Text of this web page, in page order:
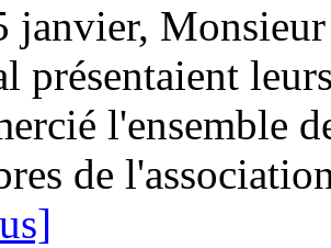
janvier,
présentaient
l'ensemble
de